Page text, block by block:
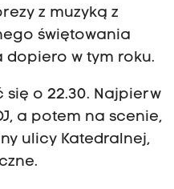
z muzyką z
świętowania
dopiero w tym roku.
o 22.30. Najpierw
a potem na scenie,
ulicy Katedralnej,